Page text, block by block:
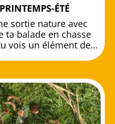
ÉTÉ
sortie nature avec
ta balade en chasse
vois un élément de…